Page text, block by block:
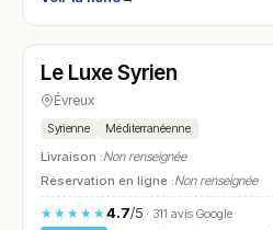
N° 12
Le Luxe Syrien
Évreux
Syrienne Méditerranéenne
Livraison :Non renseignée
Réservation en ligne :Non renseignée
★★★★★4.7/5· 311 avis Google